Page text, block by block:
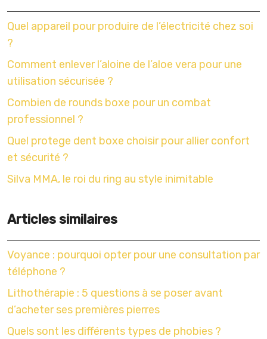
Quel appareil pour produire de l’électricité chez soi
?
Comment enlever l’aloine de l’aloe vera pour une
utilisation sécurisée ?
Combien de rounds boxe pour un combat
professionnel ?
Quel protege dent boxe choisir pour allier confort
et sécurité ?
Silva MMA, le roi du ring au style inimitable
Articles similaires
Voyance : pourquoi opter pour une consultation par
téléphone ?
Lithothérapie : 5 questions à se poser avant
d’acheter ses premières pierres
Quels sont les différents types de phobies ?